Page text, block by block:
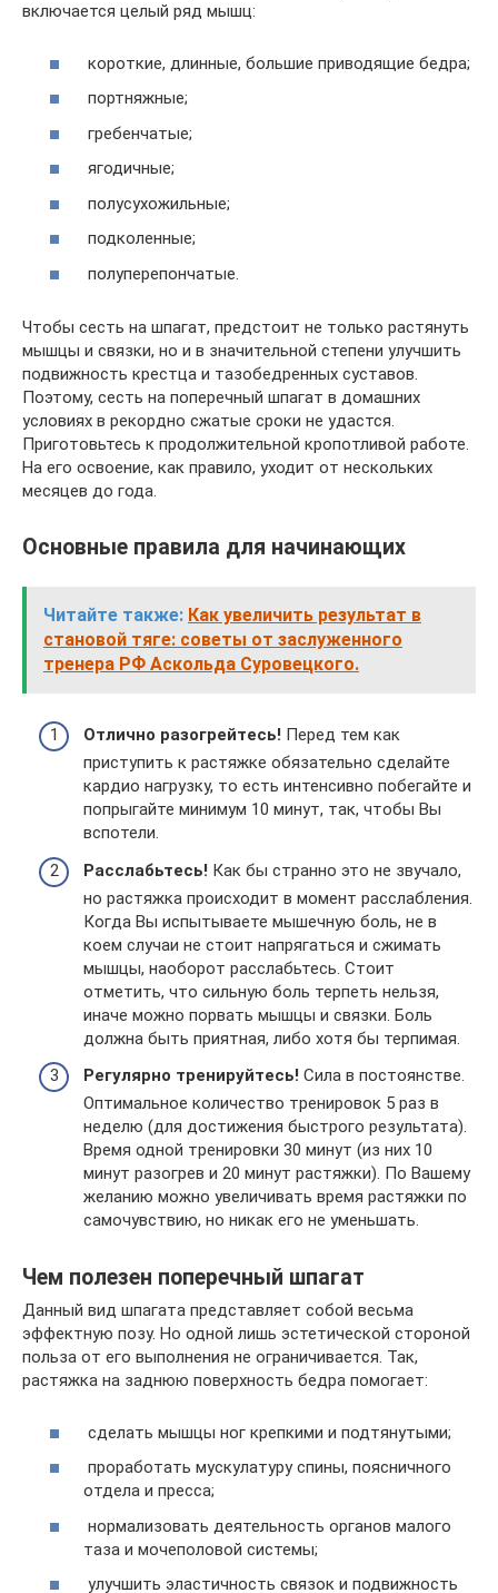
включается целый ряд мышц:
короткие, длинные, большие приводящие бедра;
портняжные;
гребенчатые;
ягодичные;
полусухожильные;
подколенные;
полуперепончатые.
Чтобы сесть на шпагат, предстоит не только растянуть
мышцы и связки, но и в значительной степени улучшить
подвижность крестца и тазобедренных суставов.
Поэтому, сесть на поперечный шпагат в домашних
условиях в рекордно сжатые сроки не удастся.
Приготовьтесь к продолжительной кропотливой работе.
На его освоение, как правило, уходит от нескольких
месяцев до года.
Основные правила для начинающих
Читайте также: Как увеличить результат в
становой тяге: советы от заслуженного
тренера РФ Аскольда Суровецкого.
Отлично разогрейтесь! Перед тем как
приступить к растяжке обязательно сделайте
кардио нагрузку, то есть интенсивно побегайте и
попрыгайте минимум 10 минут, так, чтобы Вы
вспотели.
Расслабьтесь! Как бы странно это не звучало,
но растяжка происходит в момент расслабления.
Когда Вы испытываете мышечную боль, не в
коем случаи не стоит напрягаться и сжимать
мышцы, наоборот расслабьтесь. Стоит
отметить, что сильную боль терпеть нельзя,
иначе можно порвать мышцы и связки. Боль
должна быть приятная, либо хотя бы терпимая.
Регулярно тренируйтесь! Сила в постоянстве.
Оптимальное количество тренировок 5 раз в
неделю (для достижения быстрого результата).
Время одной тренировки 30 минут (из них 10
минут разогрев и 20 минут растяжки). По Вашему
желанию можно увеличивать время растяжки по
самочувствию, но никак его не уменьшать.
Чем полезен поперечный шпагат
Данный вид шпагата представляет собой весьма
эффектную позу. Но одной лишь эстетической стороной
польза от его выполнения не ограничивается. Так,
растяжка на заднюю поверхность бедра помогает:
сделать мышцы ног крепкими и подтянутыми;
проработать мускулатуру спины, поясничного
отдела и пресса;
нормализовать деятельность органов малого
таза и мочеполовой системы;
улучшить эластичность связок и подвижность